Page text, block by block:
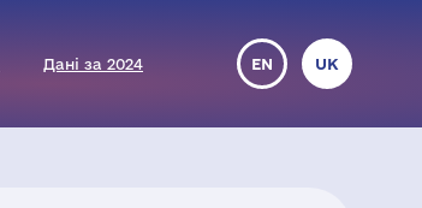
Дані за 2024 EN UK